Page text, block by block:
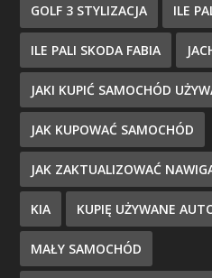
GOLF 3 STYLIZACJA ILE
ILE PALI SKODA FABIA
JAKI KUPIĆ SAMOCHÓD
JAK KUPOWAĆ SAMOCHÓD
JAK ZAKTUALIZOWAĆ
KIA KUPIĘ UŻYWANE
MAŁY SAMOCHÓD